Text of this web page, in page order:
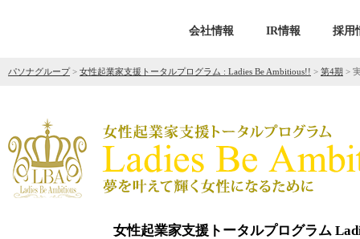
会社情報 IR情報 採用
パソナグループ> 女性起業家支援トータルプログラム : Ladies Be Ambitious!! > 第4期 >
女性起業家支援トータルプログラム